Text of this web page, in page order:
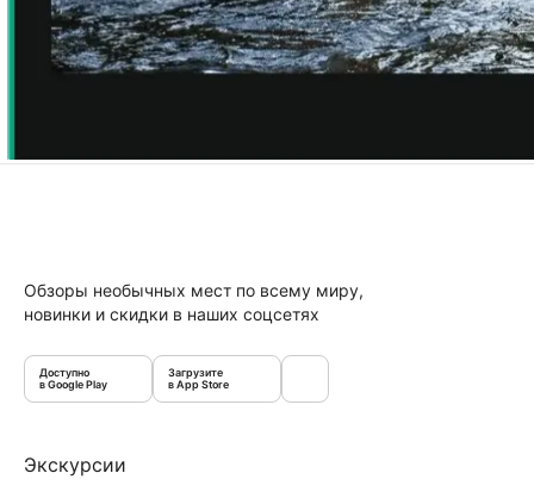
Обзоры необычных мест по всему миру,
новинки и скидки в наших соцсетях
Доступно
в Google Play
Загрузите
в App Store
Экскурсии